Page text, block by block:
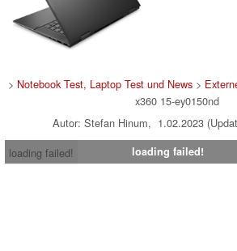
> Notebook Test, Laptop Test und News>
x360 15-ey0150nd
Autor: Stefan Hinum, 1.02.2023
loading failed!
loading failed!